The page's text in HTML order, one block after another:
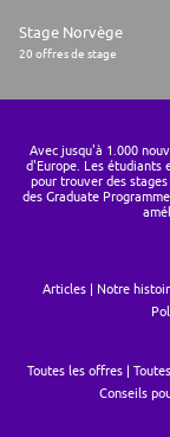
Stage Norvège
20 offres de stage
Avec jusqu'à 1.000
d'Europe. Les
pour trouver des
des Graduate
Articles Notre
Toutes les offres
Conseils